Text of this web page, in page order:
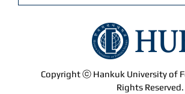
Copyright ⓒ Hankuk University of
Rights Reserved.